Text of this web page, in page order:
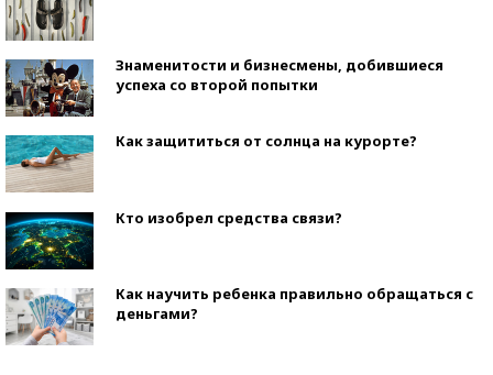
Знаменитости и бизнесмены, добившиеся
успеха со второй попытки
Как защититься от солнца на курорте?
Кто изобрел средства связи?
Как научить ребенка правильно обращаться с
деньгами?